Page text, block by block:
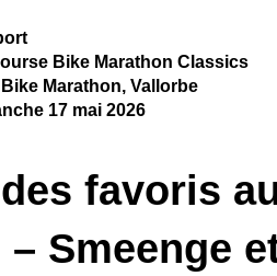
Bike Marathon Classics
Marathon, Vallorbe
17 mai 2026
favoris
Smeenge